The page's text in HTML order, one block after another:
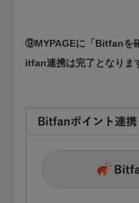
⑨MYPAGEに「Bitfanを
itfan連携は完了となりま